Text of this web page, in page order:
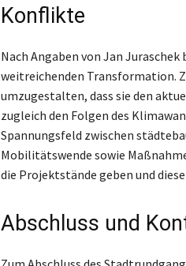
Konflikte
Nach Angaben von Jan
weitreichenden Transformation.
umzugestalten, dass sie den
zugleich den Folgen des
Spannungsfeld zwischen
Mobilitätswende sowie
die Projektstände geben und
Abschluss und